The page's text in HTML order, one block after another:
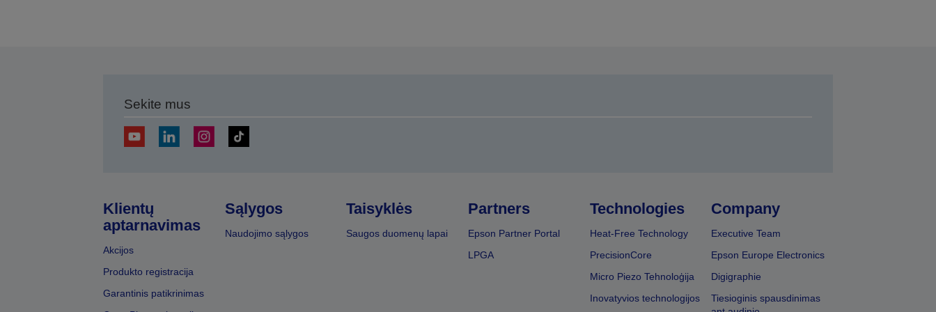
Sekite mus
Klientų
aptarnavimas
Akcijos
Produkto registracija
Garantinis patikrinimas
Sąlygos
Naudojimo sąlygos
Taisyklės
Saugos duomenų lapai
Partners
Epson Partner Portal
LPGA
Technologies
Heat-Free Technology
PrecisionCore
Micro Piezo Tehnoloģija
Inovatyvios technologijos
Company
Executive Team
Epson Europe Electronics
Digigraphie
Tiesioginis spausdinimas